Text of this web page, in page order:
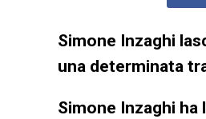
Simone Inzaghi
una determinata
Simone Inzaghi ha